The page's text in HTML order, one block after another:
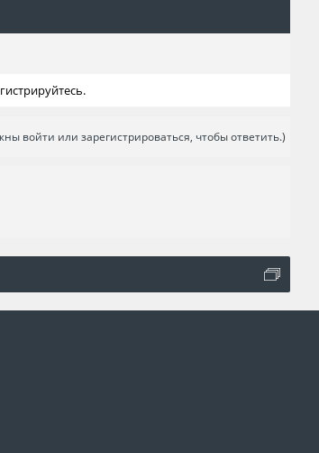
войти или зарегистрироваться, чтобы ответить.)